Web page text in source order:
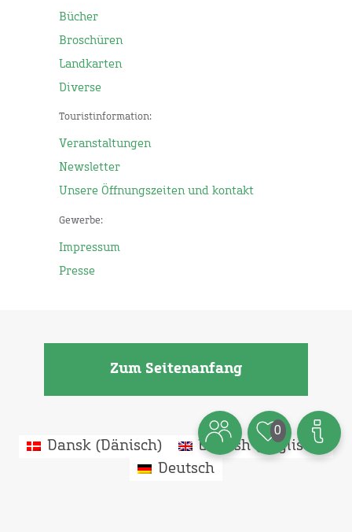
Bücher
Broschüren
Landkarten
Diverse
Touristinformation:
Veranstaltungen
Newsletter
Unsere Öffnungszeiten und kontakt
Gewerbe:
Impressum
Presse
Zum Seitenanfang
0
Dansk( Dänisch) English( Englisch)
Deutsch